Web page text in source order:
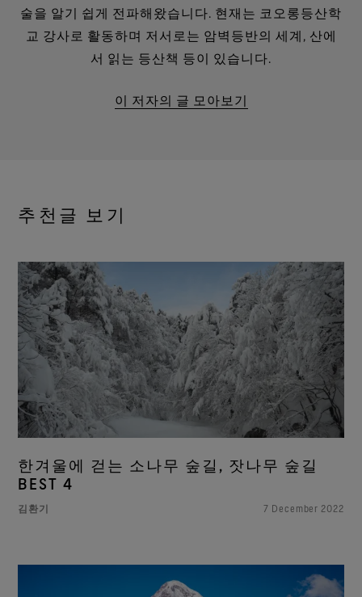
술을 알기 쉽게 전파해왔습니다. 현재는 코오롱등산학
교 강사로 활동하며 저서로는 암벽등반의 세계, 산에
서 읽는 등산책 등이 있습니다.
이 저자의 글 모아보기
추천글 보기
한겨울에 걷는 소나무 숲길, 잣나무 숲길
BEST 4
김환기 7 December 2022